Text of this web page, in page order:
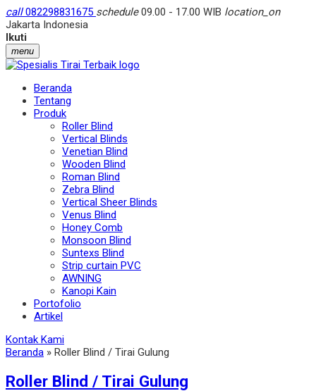
call082298831675 schedule09.00 - 17.00 WIB location_on
Jakarta Indonesia
Ikuti
menu
Beranda
Tentang
Produk
Roller Blind
Vertical Blinds
Venetian Blind
Wooden Blind
Roman Blind
Zebra Blind
Vertical Sheer Blinds
Venus Blind
Honey Comb
Monsoon Blind
Suntexs Blind
Strip curtain PVC
AWNING
Kanopi Kain
Portofolio
Artikel
Kontak Kami
Beranda » Roller Blind / Tirai Gulung
Roller Blind / Tirai Gulung